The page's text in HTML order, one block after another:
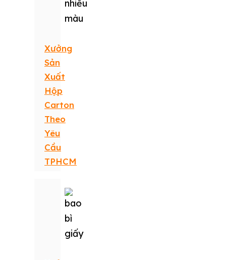
Xưởng
Sản
Xuất
Hộp
Carton
Theo
Yêu
Cầu
TPHCM